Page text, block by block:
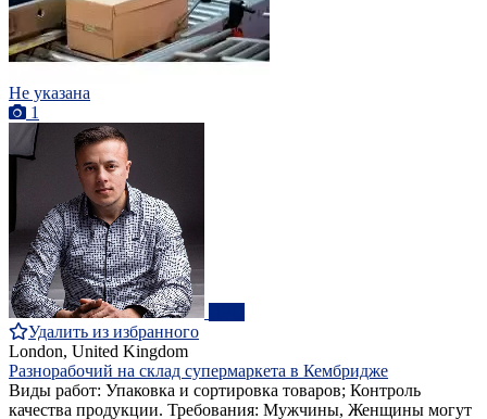
Не указана
1
Удалить из избранного
London, United Kingdom
Разнорабочий на склад супермаркета в Кембридже
Виды работ: Упаковка и сортировка товаров; Контроль
качества продукции. Требования: Мужчины, Женщины могут